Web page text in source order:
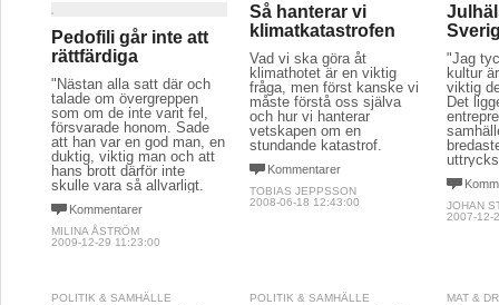
Pedofili går inte att
rättfärdiga
"Nästan alla satt där och
talade om övergreppen
som om de inte varit fel,
försvarade honom. Sade
att han var en god man, en
duktig, viktig man och att
hans brott därför inte
skulle vara så allvarligt.
Kommentarer
MILINA ÅSTRÖM
2009-12-29 11:23:00
Så hanterar vi
klimatkatastrofen
Vad vi ska göra åt
klimathotet är en viktig
fråga, men först kanske vi
måste förstå oss själva
och hur vi hanterar
vetskapen om en
stundande katastrof.
Kommentarer
TOBIAS JEPPSSON
2008-06-18 12:43:00
"Jag
kultur
viktig
Det
JOHAN
2007-12-
POLITIK & SAMHÄLLE POLITIK & SAMHÄLLE MAT &